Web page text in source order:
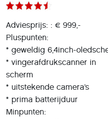
Adviesprijs: : € 999,-
Pluspunten:
* geweldig 6,4inch-
* vingerafdrukscanner in
scherm
* uitstekende camera’s
* prima batterijduur
Minpunten: